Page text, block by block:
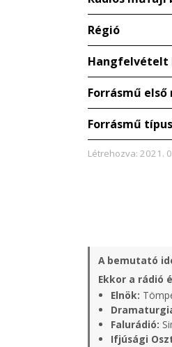
Régió
Hangfelvételt
Forrásmű
Forrásmű
Létrehozva: 2021.
A bemutató
Ekkor a rádió
Elnök:
Falurádió:
Ifjúsági